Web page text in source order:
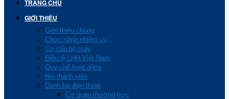
TRANG CHỦ
GIỚI THIỆU
Giới thiệu chung
Chức năng nhiệm vụ
Cơ cấu bộ máy
Điều lệ LHH Việt Nam
Quy chế hoạt động
Hội thành viên
Danh bạ điện thoại
Cơ quan thường trực